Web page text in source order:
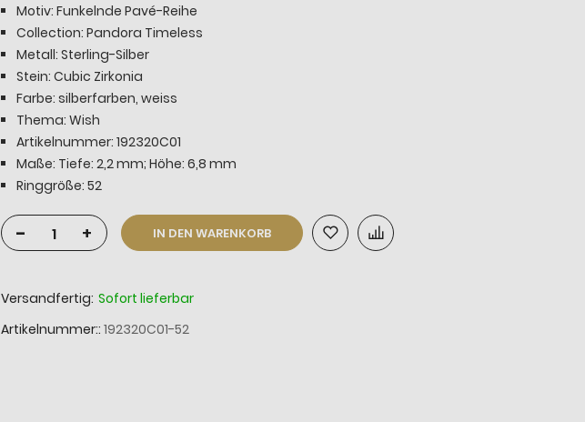
Motiv: Funkelnde Pavé-Reihe
Collection: Pandora Timeless
Metall: Sterling-Silber
Stein: Cubic Zirkonia
Farbe: silberfarben, weiss
Thema: Wish
Artikelnummer: 192320C01
Maße: Tiefe: 2,2 mm; Höhe: 6,8 mm
Ringgröße: 52
- + IN DEN WARENKORB
Versandfertig: Sofort lieferbar
Artikelnummer: 192320C01-52